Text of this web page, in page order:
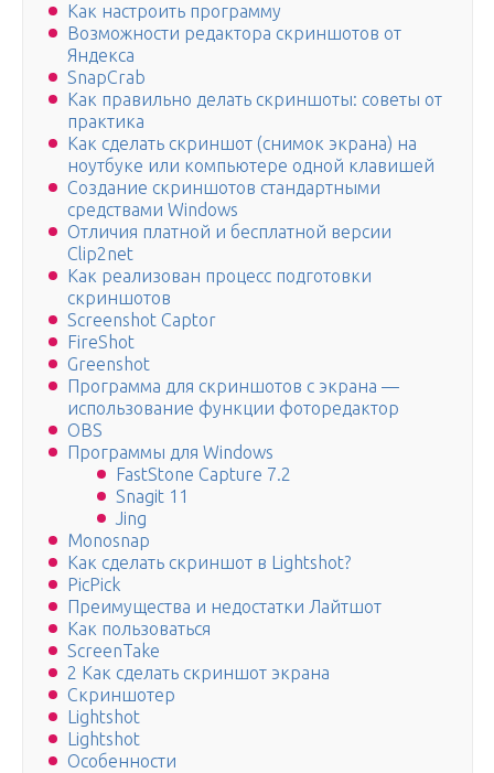
Как настроить программу
Возможности редактора скриншотов от
Яндекса
SnapCrab
Как правильно делать скриншоты: советы от
практика
Как сделать скриншот (снимок экрана) на
ноутбуке или компьютере одной клавишей
Создание скриншотов стандартными
средствами Windows
Отличия платной и бесплатной версии
Clip2net
Как реализован процесс подготовки
скриншотов
Screenshot Captor
FireShot
Greenshot
Программа для скриншотов с экрана —
использование функции фоторедактор
OBS
Программы для Windows
FastStone Capture 7.2
Snagit 11
Jing
Monosnap
Как сделать скриншот в Lightshot?
PicPick
Преимущества и недостатки Лайтшот
Как пользоваться
ScreenTake
2 Как сделать скриншот экрана
Скриншотер
Lightshot
Lightshot
Особенности